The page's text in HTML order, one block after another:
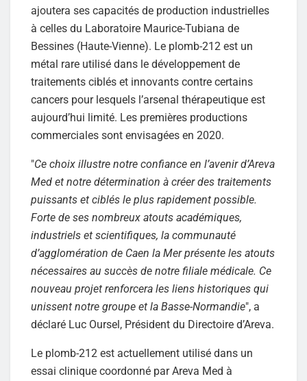
ajoutera ses capacités de production industrielles
à celles du Laboratoire Maurice-Tubiana de
Bessines (Haute-Vienne). Le plomb-212 est un
métal rare utilisé dans le développement de
traitements ciblés et innovants contre certains
cancers pour lesquels l’arsenal thérapeutique est
aujourd’hui limité. Les premières productions
commerciales sont envisagées en 2020.
"Ce choix illustre notre confiance en l’avenir d’Areva
Med et notre détermination à créer des traitements
puissants et ciblés le plus rapidement possible.
Forte de ses nombreux atouts académiques,
industriels et scientifiques, la communauté
d’agglomération de Caen la Mer présente les atouts
nécessaires au succès de notre filiale médicale. Ce
nouveau projet renforcera les liens historiques qui
unissent notre groupe et la Basse-Normandie", a
déclaré Luc Oursel, Président du Directoire d’Areva.
Le plomb-212 est actuellement utilisé dans un
essai clinique coordonné par Areva Med à